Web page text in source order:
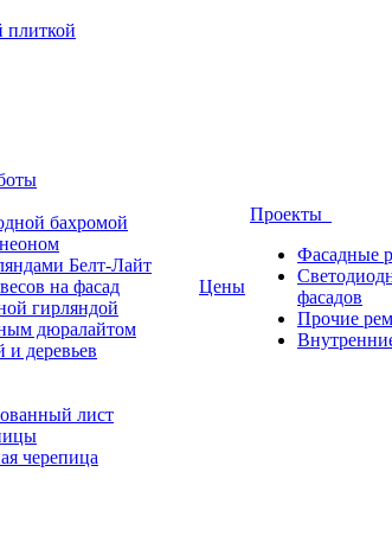
плиткой
бахромой
Белт-Лайт
на фасад
гирляндой
дюралайтом
и деревьев
лист
черепица
Цены
Проекты
Фасадные
фасадов
Прочие